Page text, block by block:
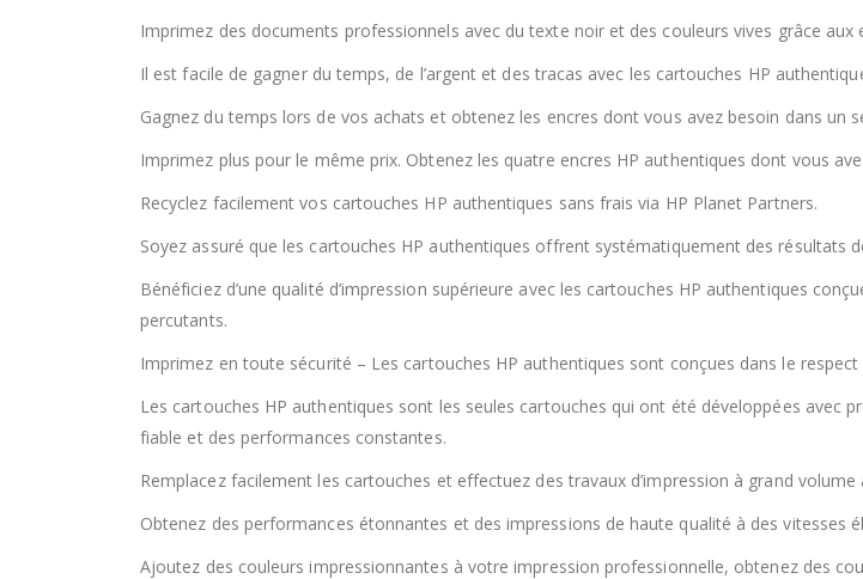
Imprimez des documents professionnels avec du texte noir et des couleurs vives grâce
Il est facile de gagner du temps, de l’argent et des tracas avec les cartouches HP
Gagnez du temps lors de vos achats et obtenez les encres dont vous avez besoin dans un
Imprimez plus pour le même prix. Obtenez les quatre encres HP authentiques dont vous
Recyclez facilement vos cartouches HP authentiques sans frais via HP Planet Partners.
Soyez assuré que les cartouches HP authentiques offrent systématiquement des résultats
Bénéficiez d’une qualité d’impression supérieure avec les cartouches HP authentiques
percutants.
Imprimez en toute sécurité – Les cartouches HP authentiques sont conçues dans le
Les cartouches HP authentiques sont les seules cartouches qui ont été développées avec
fiable et des performances constantes.
Remplacez facilement les cartouches et effectuez des travaux d’impression à grand volume
Obtenez des performances étonnantes et des impressions de haute qualité à des vitesses
Ajoutez des couleurs impressionnantes à votre impression professionnelle, obtenez des